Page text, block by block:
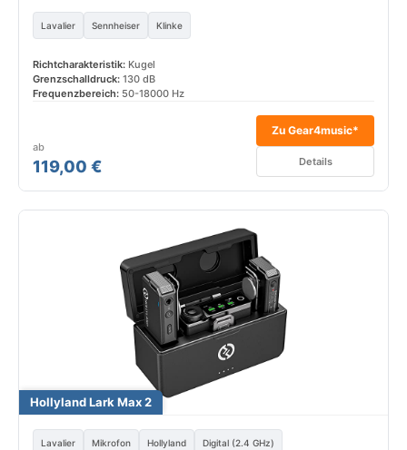
Lavalier Sennheiser Klinke
Richtcharakteristik: Kugel
Grenzschalldruck: 130 dB
Frequenzbereich: 50-18000 Hz
ab
119,00 €
Zu Gear4music*
Details
Hollyland Lark Max 2
Lavalier Mikrofon Hollyland Digital (2.4 GHz)